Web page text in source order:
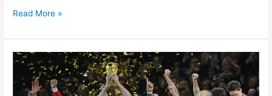
Read More »
Equipo